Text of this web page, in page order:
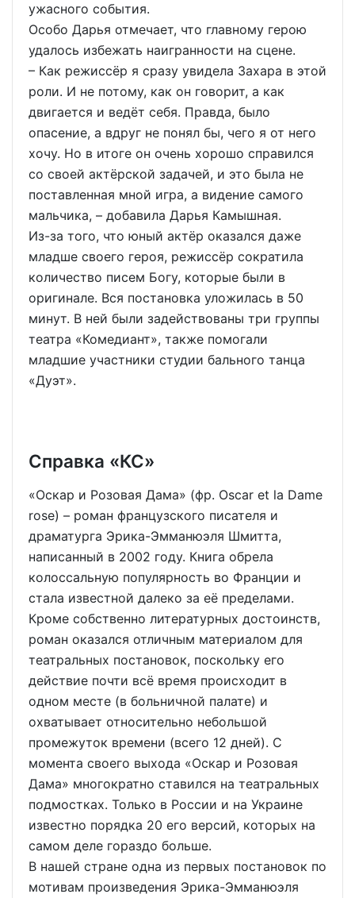
ужасного события.
Особо Дарья отмечает, что главному герою
удалось избежать наигранности на сцене.
– Как режиссёр я сразу увидела Захара в этой
роли. И не потому, как он говорит, а как
двигается и ведёт себя. Правда, было
опасение, а вдруг не понял бы, чего я от него
хочу. Но в итоге он очень хорошо справился
со своей актёрской задачей, и это была не
поставленная мной игра, а видение самого
мальчика, – добавила Дарья Камышная.
Из-за того, что юный актёр оказался даже
младше своего героя, режиссёр сократила
количество писем Богу, которые были в
оригинале. Вся постановка уложилась в 50
минут. В ней были задействованы три группы
театра «Комедиант», также помогали
младшие участники студии бального танца
«Дуэт».
Справка «КС»
«Оскар и Розовая Дама» (фр. Oscar et la Dame
rose) – роман французского писателя и
драматурга Эрика-Эмманюэля Шмитта,
написанный в 2002 году. Книга обрела
колоссальную популярность во Франции и
стала известной далеко за её пределами.
Кроме собственно литературных достоинств,
роман оказался отличным материалом для
театральных постановок, поскольку его
действие почти всё время происходит в
одном месте (в больничной палате) и
охватывает относительно небольшой
промежуток времени (всего 12 дней). С
момента своего выхода «Оскар и Розовая
Дама» многократно ставился на театральных
подмостках. Только в России и на Украине
известно порядка 20 его версий, которых на
самом деле гораздо больше.
В нашей стране одна из первых постановок по
мотивам произведения Эрика-Эмманюэля